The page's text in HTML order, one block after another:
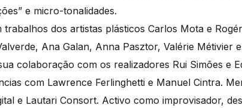
e micro-tonalidades.
trabalhos dos artistas plásticos Carlos Mota e
Ana Galan, Anna Pasztor, Valérie Métivier
colaboração com os realizadores Rui Simões e
com Lawrence Ferlinghetti e Manuel Cintra.
e Lautari Consort. Activo como improvisador,